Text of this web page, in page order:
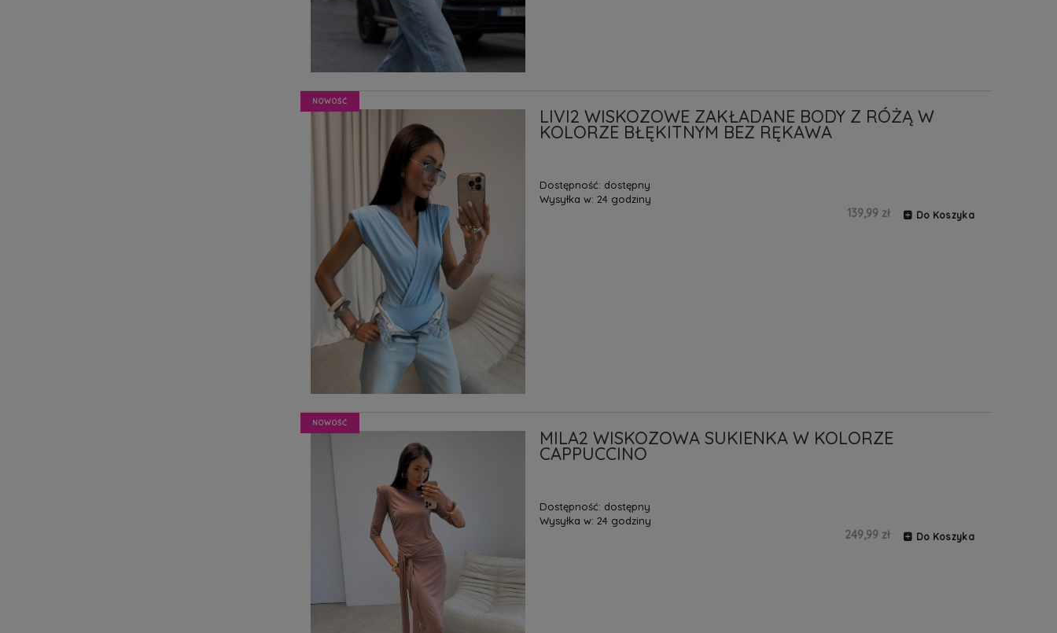
LIVI2 WISKOZOWE ZAKŁADANE BODY Z RÓŻĄ W
KOLORZE BŁĘKITNYM BEZ RĘKAWA
Dostępność: dostępny
Wysyłka w: 24 godziny
139,99 zł Do Koszyka
NOWOŚĆ
MILA2 WISKOZOWA SUKIENKA W KOLORZE
CAPPUCCINO
Dostępność: dostępny
Wysyłka w: 24 godziny
249,99 zł Do Koszyka
NOWOŚĆ